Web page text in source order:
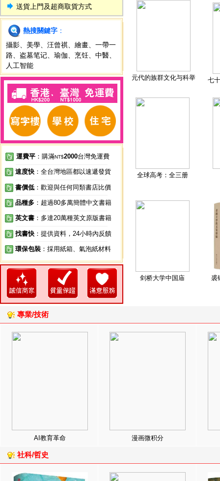
送貨上門及超商取貨方式
熱搜關鍵字 ：
攝影
美學 汪曾祺 繪畫
一帶一
路
盗墓笔记 瑜伽 烹饪 中醫
人工智能
運費平 ：購滿NT$2000台灣免運費
速度快 ：全台灣地區都以速遞發貨
書價低 ：歡迎與任何同類書店比價
品種多 ：超過80多萬簡體中文書籍
英文書 ：多達20萬種英文原版書籍
找書快 ：提供資料，24小時內反饋
環保包裝 ：採用紙箱、氣泡紙材料
元代的族群文化与科举 七
全球高考：全三册
剑桥大学中国庙 裘
專業/技術
AI教育革命 漫画微积分
社科/哲史